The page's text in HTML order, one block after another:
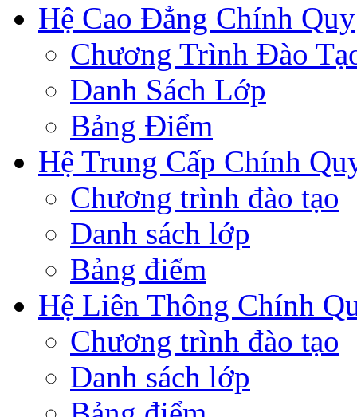
Hệ Cao Đẳng Chính Quy
Chương Trình Đào
Danh Sách Lớp
Bảng Điểm
Hệ Trung Cấp Chính
Chương trình đào tạo
Danh sách lớp
Bảng điểm
Hệ Liên Thông Chính
Chương trình đào tạo
Danh sách lớp